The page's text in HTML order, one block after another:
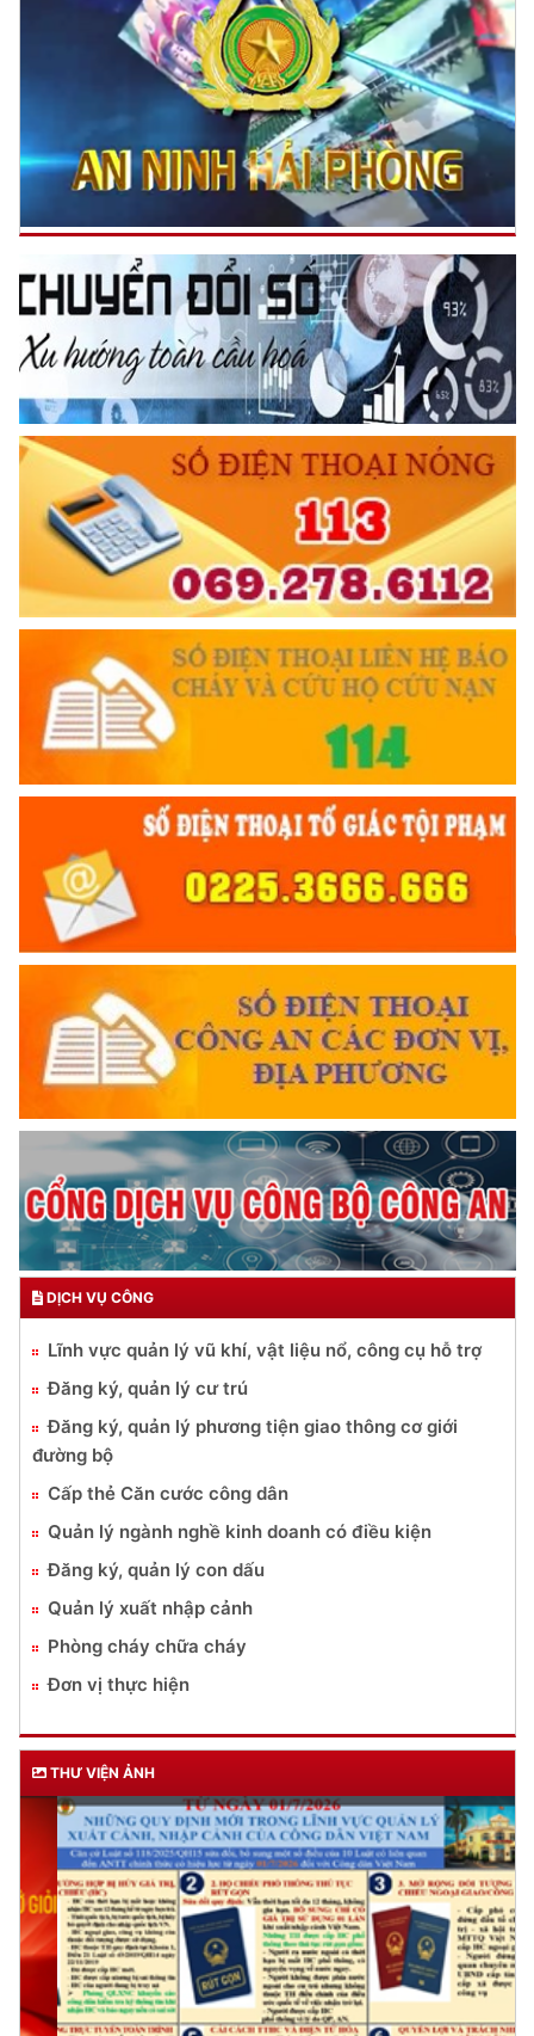
DỊCH VỤ CÔNG
Lĩnh vực quản lý vũ khí, vật liệu nổ, công cụ hỗ trợ
Đăng ký, quản lý cư trú
Đăng ký, quản lý phương tiện giao thông cơ giới
đường bộ
Cấp thẻ Căn cước công dân
Quản lý ngành nghề kinh doanh có điều kiện
Đăng ký, quản lý con dấu
Quản lý xuất nhập cảnh
Phòng cháy chữa cháy
Đơn vị thực hiện
THƯ VIỆN ẢNH